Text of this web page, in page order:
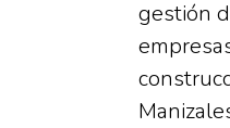
gestión